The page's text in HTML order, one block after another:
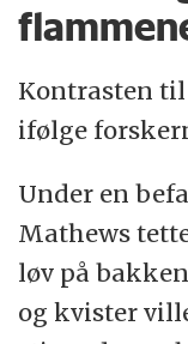
Kontrasten til
ifølge
Under en
Mathews
løv på
og kvister